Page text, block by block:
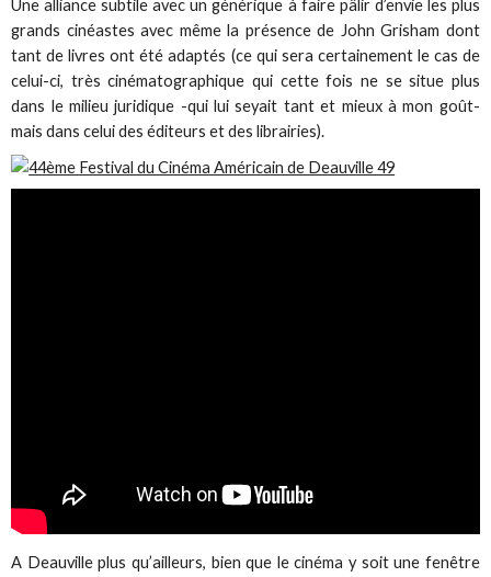
Une alliance subtile avec un générique à faire pâlir d’envie les plus
grands cinéastes avec même la présence de John Grisham dont
tant de livres ont été adaptés (ce qui sera certainement le cas de
celui-ci, très cinématographique qui cette fois ne se situe plus
dans le milieu juridique -qui lui seyait tant et mieux à mon goût-
mais dans celui des éditeurs et des librairies).
A Deauville plus qu’ailleurs, bien que le cinéma y soit une fenêtre